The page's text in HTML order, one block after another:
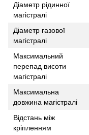
Діаметр рідинної
магістралі
Діаметр газової
магістралі
Максимальний
перепад висоти
магістралі
Максимальна
довжина магістралі
Відстань між
кріпленням